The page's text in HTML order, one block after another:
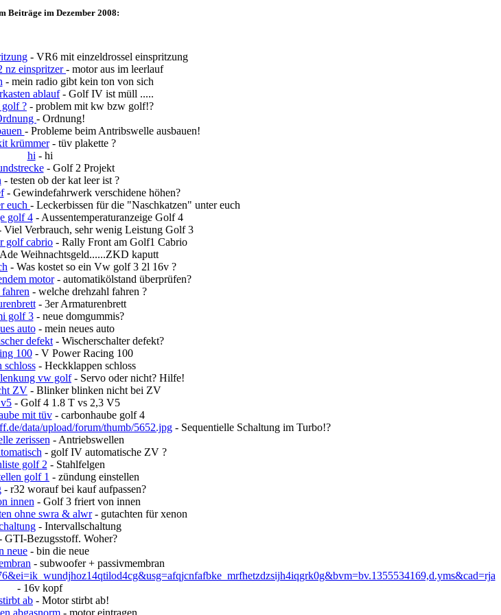
Beiträge im Dezember 2008:
- VR6 mit einzeldrossel einspritzung
nz einspritzer- motor aus im leerlauf
- mein radio gibt kein ton von sich
ablauf- Golf IV ist müll .....
? - problem mit kw bzw golf!?
- Ordnung!
- Probleme beim Antribswelle ausbauen!
krümmer- tüv plakette ?
hi - hi
- Golf 2 Projekt
- testen ob der kat leer ist ?
- Gewindefahrwerk verschidene höhen?
euch - Leckerbissen für die "Naschkatzen" unter euch
golf 4- Aussentemperaturanzeige Golf 4
Viel Verbrauch, sehr wenig Leistung Golf 3
golf cabrio - Rally Front am Golf1 Cabrio
Weihnachtsgeld......ZKD kaputt
- Was kostet so ein Vw golf 3 2l 16v ?
motor- automatikölstand überprüfen?
- welche drehzahl fahren ?
- 3er Armaturenbrett
golf 3- neue domgummis?
auto- mein neues auto
defekt - Wischerschalter defekt?
100- V Power Racing 100
schloss- Heckklappen schloss
vw golf- Servo oder nicht? Hilfe!
ZV - Blinker blinken nicht bei ZV
- Golf 4 1.8 T vs 2,3 V5
mit tüv- carbonhaube golf 4
data/upload/forum/thumb/5652.jpg- Sequentielle Schaltung im Turbo!?
zerissen - Antriebswellen
- golf IV automatische ZV ?
golf 2 - Stahlfelgen
golf 1 - zündung einstellen
- r32 worauf bei kauf aufpassen?
innen - Golf 3 friert von innen
ohne swra & alwr- gutachten für xenon
- Intervallschaltung
Bezugsstoff. Woher?
neue - bin die neue
- subwoofer + passivmembran
- 16v kopf
ab - Motor stirbt ab!
abgasnorm - motor eintragen